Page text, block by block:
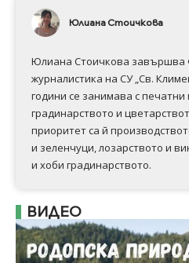
Юлиана Стоичкова
Юлиана Стоичкова завършва
журналистика на СУ „Св.
години се занимава с
градинарството и
приоритет са й
и зеленчуци, лозарството и
и хоби градинарството.
ВИДЕО